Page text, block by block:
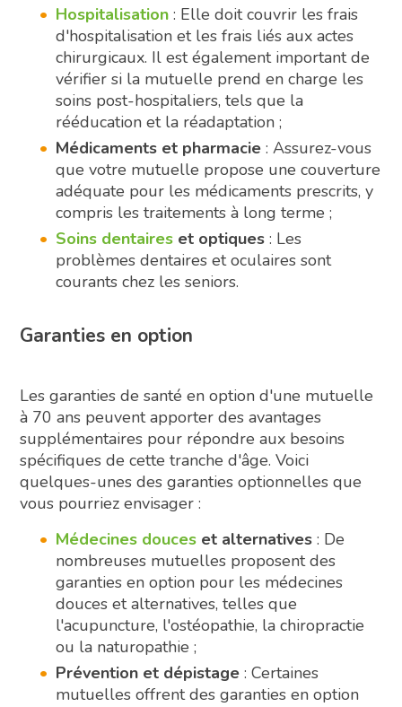
Hospitalisation : Elle doit couvrir les frais
d'hospitalisation et les frais liés aux actes
chirurgicaux. Il est également important de
vérifier si la mutuelle prend en charge les
soins post-hospitaliers, tels que la
rééducation et la réadaptation ;
Médicaments et pharmacie : Assurez-vous
que votre mutuelle propose une couverture
adéquate pour les médicaments prescrits, y
compris les traitements à long terme ;
Soins dentaires et optiques : Les
problèmes dentaires et oculaires sont
courants chez les seniors.
Garanties en option
Les garanties de santé en option d'une mutuelle
à 70 ans peuvent apporter des avantages
supplémentaires pour répondre aux besoins
spécifiques de cette tranche d'âge. Voici
quelques-unes des garanties optionnelles que
vous pourriez envisager :
Médecines douces et alternatives : De
nombreuses mutuelles proposent des
garanties en option pour les médecines
douces et alternatives, telles que
l'acupuncture, l'ostéopathie, la chiropractie
ou la naturopathie ;
Prévention et dépistage : Certaines
mutuelles offrent des garanties en option